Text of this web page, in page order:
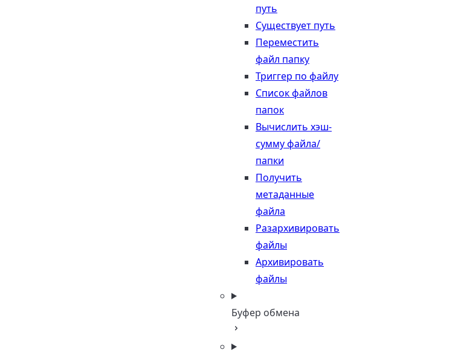
путь
Существует путь
Переместить
файл папку
Триггер по файлу
Список файлов
папок
Вычислить хэш-
сумму файла/
папки
Получить
метаданные
файла
Разархивировать
файлы
Архивировать
файлы
Буфер обмена